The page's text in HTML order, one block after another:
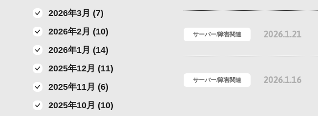
2026年3月 (7)
2026年2月 (10)
2026年1月 (14)
2025年12月 (11)
2025年11月 (6)
2025年10月 (10)
サーバー/障害関連 2026.1.21
サーバー/障害関連 2026.1.16